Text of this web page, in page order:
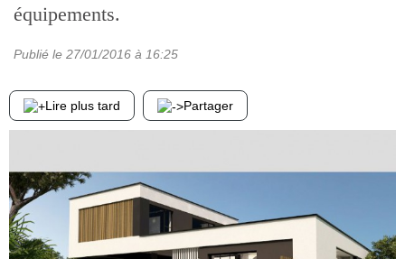
équipements.
Publié le 27/01/2016 à 16:25
Lire plus tard Partager